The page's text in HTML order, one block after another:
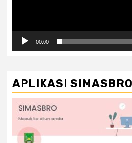
00:00
APLIKASI SIMASBRO